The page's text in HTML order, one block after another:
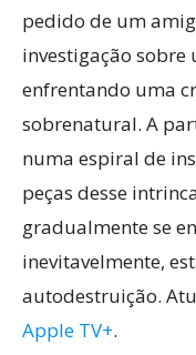
pedido de um
investigação
enfrentando uma
sobrenatural. A
numa espiral de
peças desse
gradualmente se
inevitavelmente,
autodestruição.
Apple TV+.